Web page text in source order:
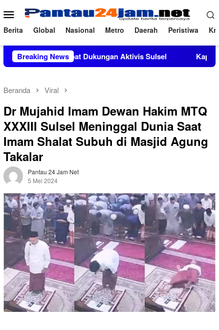
ke
konten
Menu
Mobile
Berita Global Nasional Metro Daerah Peristiwa
Breaking News
Dukungan Aktivis Sulsel Kapolres Polewali
Beranda Viral
Dr Mujahid Imam Dewan Hakim MTQ
XXXIII Sulsel Meninggal Dunia Saat
Imam Shalat Subuh di Masjid Agung
Takalar
Pantau 24 Jam Net
5 Mei 2024